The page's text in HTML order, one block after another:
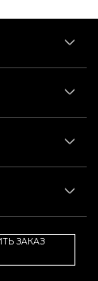
ЗАКАЗ